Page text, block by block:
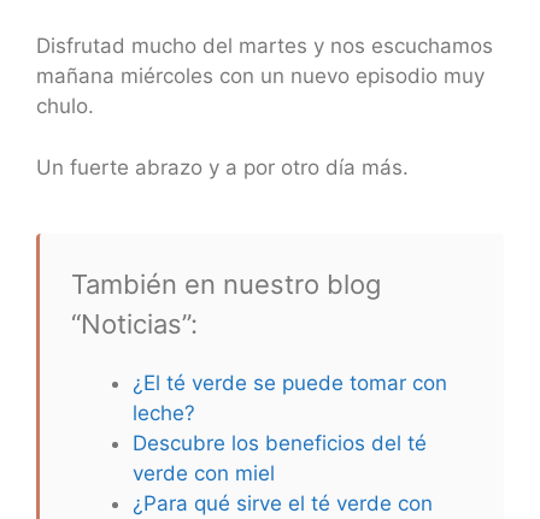
Disfrutad mucho del martes y nos escuchamos
mañana miércoles con un nuevo episodio muy
chulo.
Un fuerte abrazo y a por otro día más.
También en nuestro blog
“Noticias”:
¿El té verde se puede tomar con
leche?
Descubre los beneficios del té
verde con miel
¿Para qué sirve el té verde con